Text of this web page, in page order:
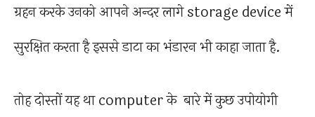
ग्रहन करके उनको आपने अन्दर लागे storage device में
सुरक्षित करता है इससे डाटा का भंडारन भी काहा जाता है.
तोह दोस्तों यह था computer के बारे में कुछ उपोयोगी